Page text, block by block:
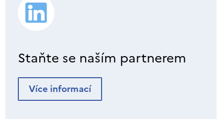
Staňte se naším partnerem
Více informací